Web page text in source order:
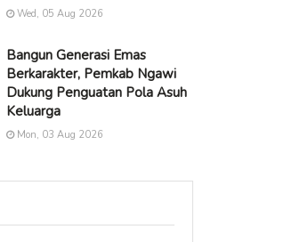
Wed, 05 Aug 2026
Bangun Generasi Emas
Berkarakter, Pemkab Ngawi
Dukung Penguatan Pola Asuh
Keluarga
Mon, 03 Aug 2026